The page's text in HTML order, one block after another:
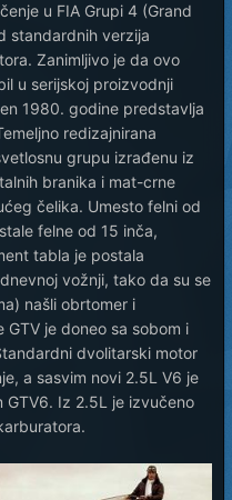
u FIA Grupi 4 (Grand
standardnih verzija
Zanimljivo je da ovo
u serijskoj proizvodnji
1980. godine predstavlja
redizajnirana
grupu izrađenu iz
branika i mat-crne
čelika. Umesto felni od
felne od 15 inča,
tabla je postala
vožnji, tako da su se
našli obrtomer i
je doneo sa sobom i
dvolitarski motor
a sasvim novi 2.5L V6 je
Iz 2.5L je izvučeno